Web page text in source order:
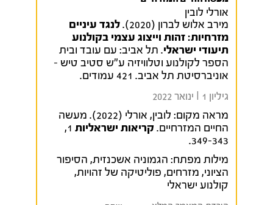
אורלי לובין
מירב אלוש לברון (2020).
לנגד עיניים
מזרחיות: זהות וייצוג עצמי בקולנוע
תיעודי ישראלי. תל אביב: עם עובד ובית
הספר לקולנוע וטלוויזיה ע"ש סטיב טיש –
אוניברסיטת תל אביב. 421 עמודים.
גיליון 1 I ינואר 2022
מראה מקום:
לובין, אורלי (2022). מעשה
החיים המזרחיים.קריאות ישראליות
1,
349-343.
מילות מפתח: הגמוניה אשכנזית, הסיפור
הציוני, מזרחים, פוליטיקה של זהויות,
קולנוע ישראלי